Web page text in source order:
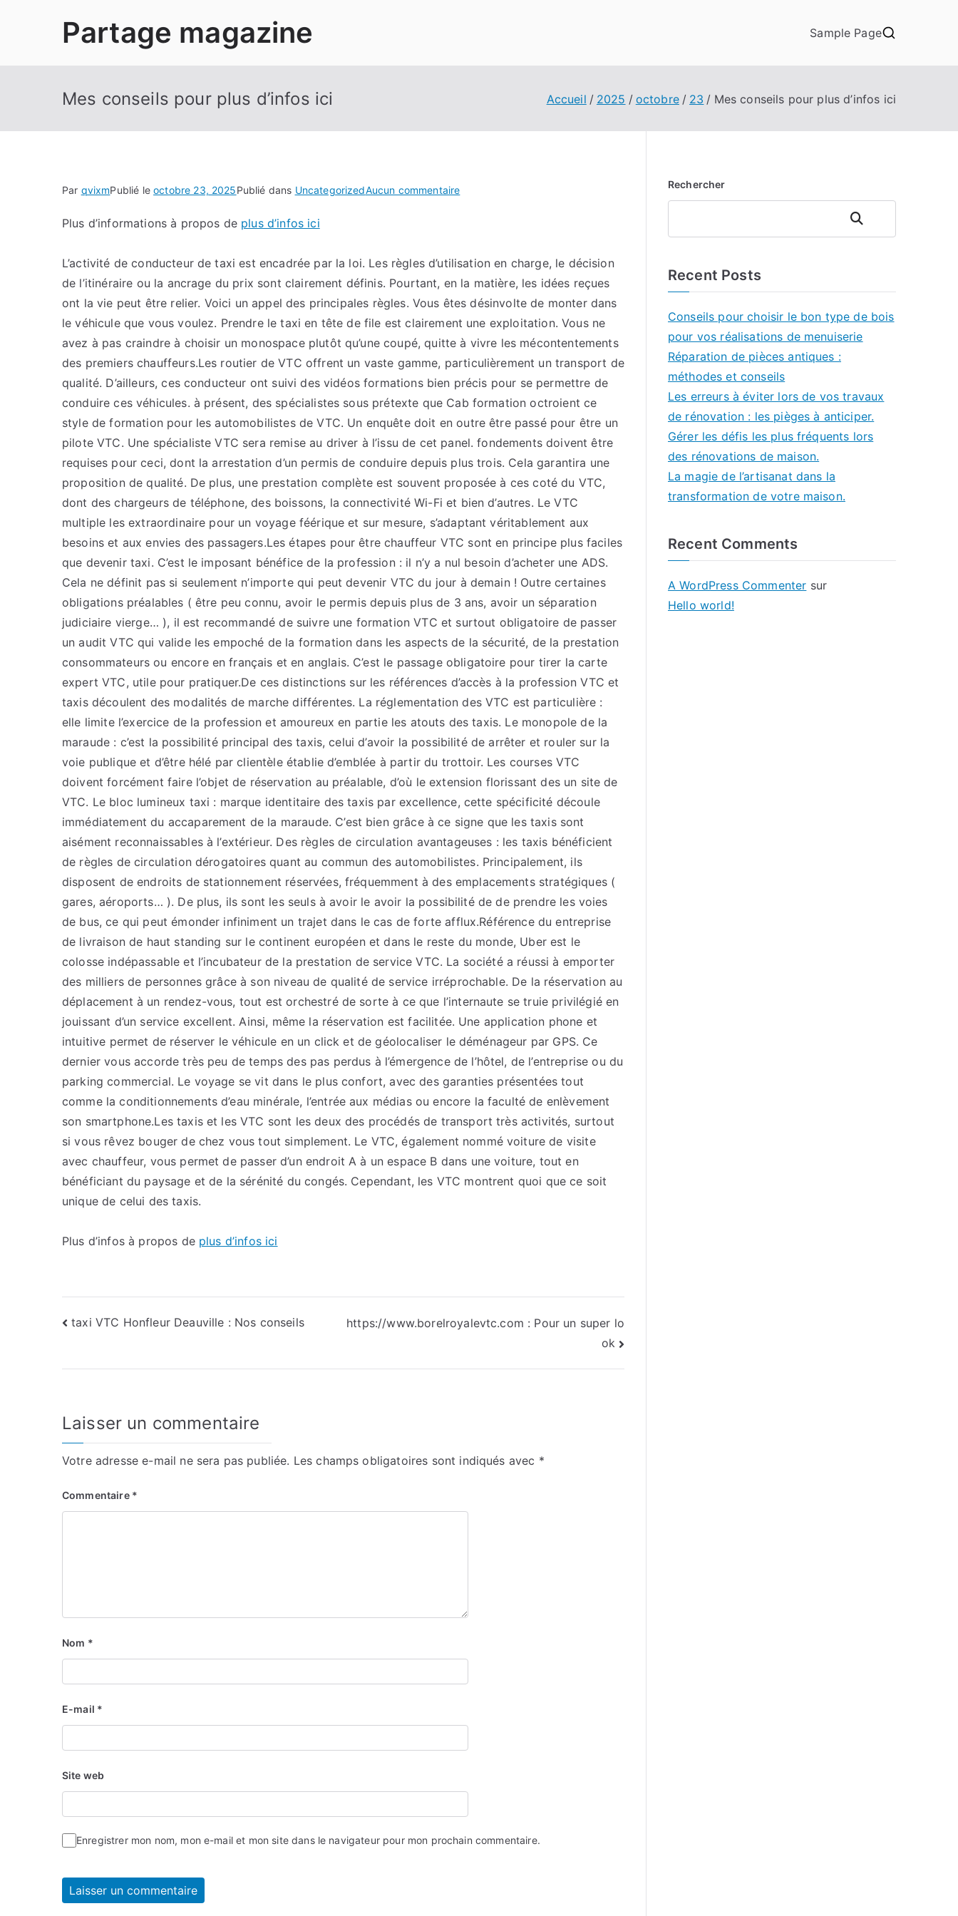
Partage magazine Sample Page
Mes conseils pour plus d’infos ici Accueil 2025 octobre 23 Mes conseils pour plus d’infos ici
Par qvixmPublié leoctobre 23, 2025Publié dans UncategorizedAucun commentairesur
plus
d’infos
Plus d’informations à propos de plus d’infos ici
L’activité de conducteur de taxi est encadrée par la loi. Les règles d’utilisation en charge, le décision
de l’itinéraire ou la ancrage du prix sont clairement définis. Pourtant, en la matière, les idées reçues
ont la vie peut être relier. Voici un appel des principales règles. Vous êtes désinvolte de monter dans
le véhicule que vous voulez. Prendre le taxi en tête de file est clairement une exploitation. Vous ne
avez à pas craindre à choisir un monospace plutôt qu’une coupé, quitte à vivre les mécontentements
des premiers chauffeurs.Les routier de VTC offrent un vaste gamme, particulièrement un transport de
qualité. D’ailleurs, ces conducteur ont suivi des vidéos formations bien précis pour se permettre de
conduire ces véhicules. à présent, des spécialistes sous prétexte que Cab formation octroient ce
style de formation pour les automobilistes de VTC. Un enquête doit en outre être passé pour être un
pilote VTC. Une spécialiste VTC sera remise au driver à l’issu de cet panel. fondements doivent être
requises pour ceci, dont la arrestation d’un permis de conduire depuis plus trois. Cela garantira une
proposition de qualité. De plus, une prestation complète est souvent proposée à ces coté du VTC,
dont des chargeurs de téléphone, des boissons, la connectivité Wi-Fi et bien d’autres. Le VTC
multiple les extraordinaire pour un voyage féérique et sur mesure, s’adaptant véritablement aux
besoins et aux envies des passagers.Les étapes pour être chauffeur VTC sont en principe plus faciles
que devenir taxi. C’est le imposant bénéfice de la profession : il n’y a nul besoin d’acheter une ADS.
Cela ne définit pas si seulement n’importe qui peut devenir VTC du jour à demain ! Outre certaines
obligations préalables ( être peu connu, avoir le permis depuis plus de 3 ans, avoir un séparation
judiciaire vierge… ), il est recommandé de suivre une formation VTC et surtout obligatoire de passer
un audit VTC qui valide les empoché de la formation dans les aspects de la sécurité, de la prestation
consommateurs ou encore en français et en anglais. C’est le passage obligatoire pour tirer la carte
expert VTC, utile pour pratiquer.De ces distinctions sur les références d’accès à la profession VTC et
taxis découlent des modalités de marche différentes. La réglementation des VTC est particulière :
elle limite l’exercice de la profession et amoureux en partie les atouts des taxis. Le monopole de la
maraude : c’est la possibilité principal des taxis, celui d’avoir la possibilité de arrêter et rouler sur la
voie publique et d’être hélé par clientèle établie d’emblée à partir du trottoir. Les courses VTC
doivent forcément faire l’objet de réservation au préalable, d’où le extension florissant des un site de
VTC. Le bloc lumineux taxi : marque identitaire des taxis par excellence, cette spécificité découle
immédiatement du accaparement de la maraude. C’est bien grâce à ce signe que les taxis sont
aisément reconnaissables à l’extérieur. Des règles de circulation avantageuses : les taxis bénéficient
de règles de circulation dérogatoires quant au commun des automobilistes. Principalement, ils
disposent de endroits de stationnement réservées, fréquemment à des emplacements stratégiques (
gares, aéroports… ). De plus, ils sont les seuls à avoir le avoir la possibilité de de prendre les voies
de bus, ce qui peut émonder infiniment un trajet dans le cas de forte afflux.Référence du entreprise
de livraison de haut standing sur le continent européen et dans le reste du monde, Uber est le
colosse indépassable et l’incubateur de la prestation de service VTC. La société a réussi à emporter
des milliers de personnes grâce à son niveau de qualité de service irréprochable. De la réservation au
déplacement à un rendez-vous, tout est orchestré de sorte à ce que l’internaute se truie privilégié en
jouissant d’un service excellent. Ainsi, même la réservation est facilitée. Une application phone et
intuitive permet de réserver le véhicule en un click et de géolocaliser le déménageur par GPS. Ce
dernier vous accorde très peu de temps des pas perdus à l’émergence de l’hôtel, de l’entreprise ou du
parking commercial. Le voyage se vit dans le plus confort, avec des garanties présentées tout
comme la conditionnements d’eau minérale, l’entrée aux médias ou encore la faculté de enlèvement
son smartphone.Les taxis et les VTC sont les deux des procédés de transport très activités, surtout
si vous rêvez bouger de chez vous tout simplement. Le VTC, également nommé voiture de visite
avec chauffeur, vous permet de passer d’un endroit A à un espace B dans une voiture, tout en
bénéficiant du paysage et de la sérénité du congés. Cependant, les VTC montrent quoi que ce soit
unique de celui des taxis.
Plus d’infos à propos de plus d’infos ici
Navigation
taxi VTC Honfleur Deauville : Nos conseils
https://www.borelroyalevtc.com : Pour un super lo
ok
Laisser un commentaire
Votre adresse e-mail ne sera pas publiée. Les champs obligatoires sont indiqués avec *
Commentaire *
Nom *
E-mail *
Site web
Enregistrer mon nom, mon e-mail et mon site dans le navigateur pour mon prochain commentaire.
Rechercher
Rechercher
Recent Posts
Conseils pour choisir le bon type de bois
pour vos réalisations de menuiserie
Réparation de pièces antiques :
méthodes et conseils
Les erreurs à éviter lors de vos travaux
de rénovation : les pièges à anticiper.
Gérer les défis les plus fréquents lors
des rénovations de maison.
La magie de l’artisanat dans la
transformation de votre maison.
Recent Comments
A WordPress Commenter sur
Hello world!